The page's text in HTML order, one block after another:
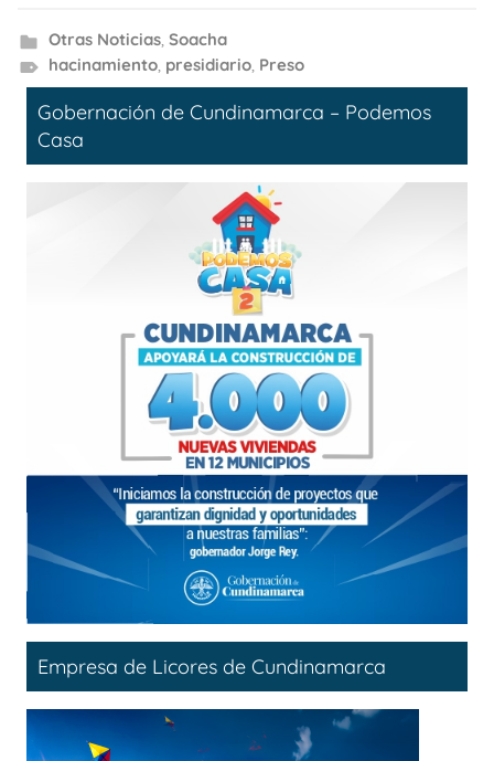
Otras Noticias, Soacha
hacinamiento, presidiario, Preso
Gobernación de Cundinamarca – Podemos
Casa
Empresa de Licores de Cundinamarca